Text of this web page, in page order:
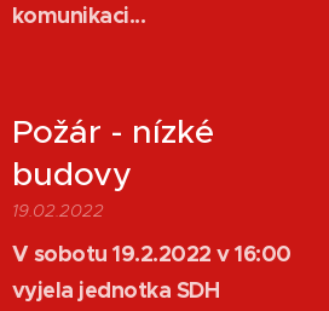
komunikaci...
Požár - nízké
budovy
19.02.2022
V sobotu 19.2.2022 v 16:00
vyjela jednotka SDH